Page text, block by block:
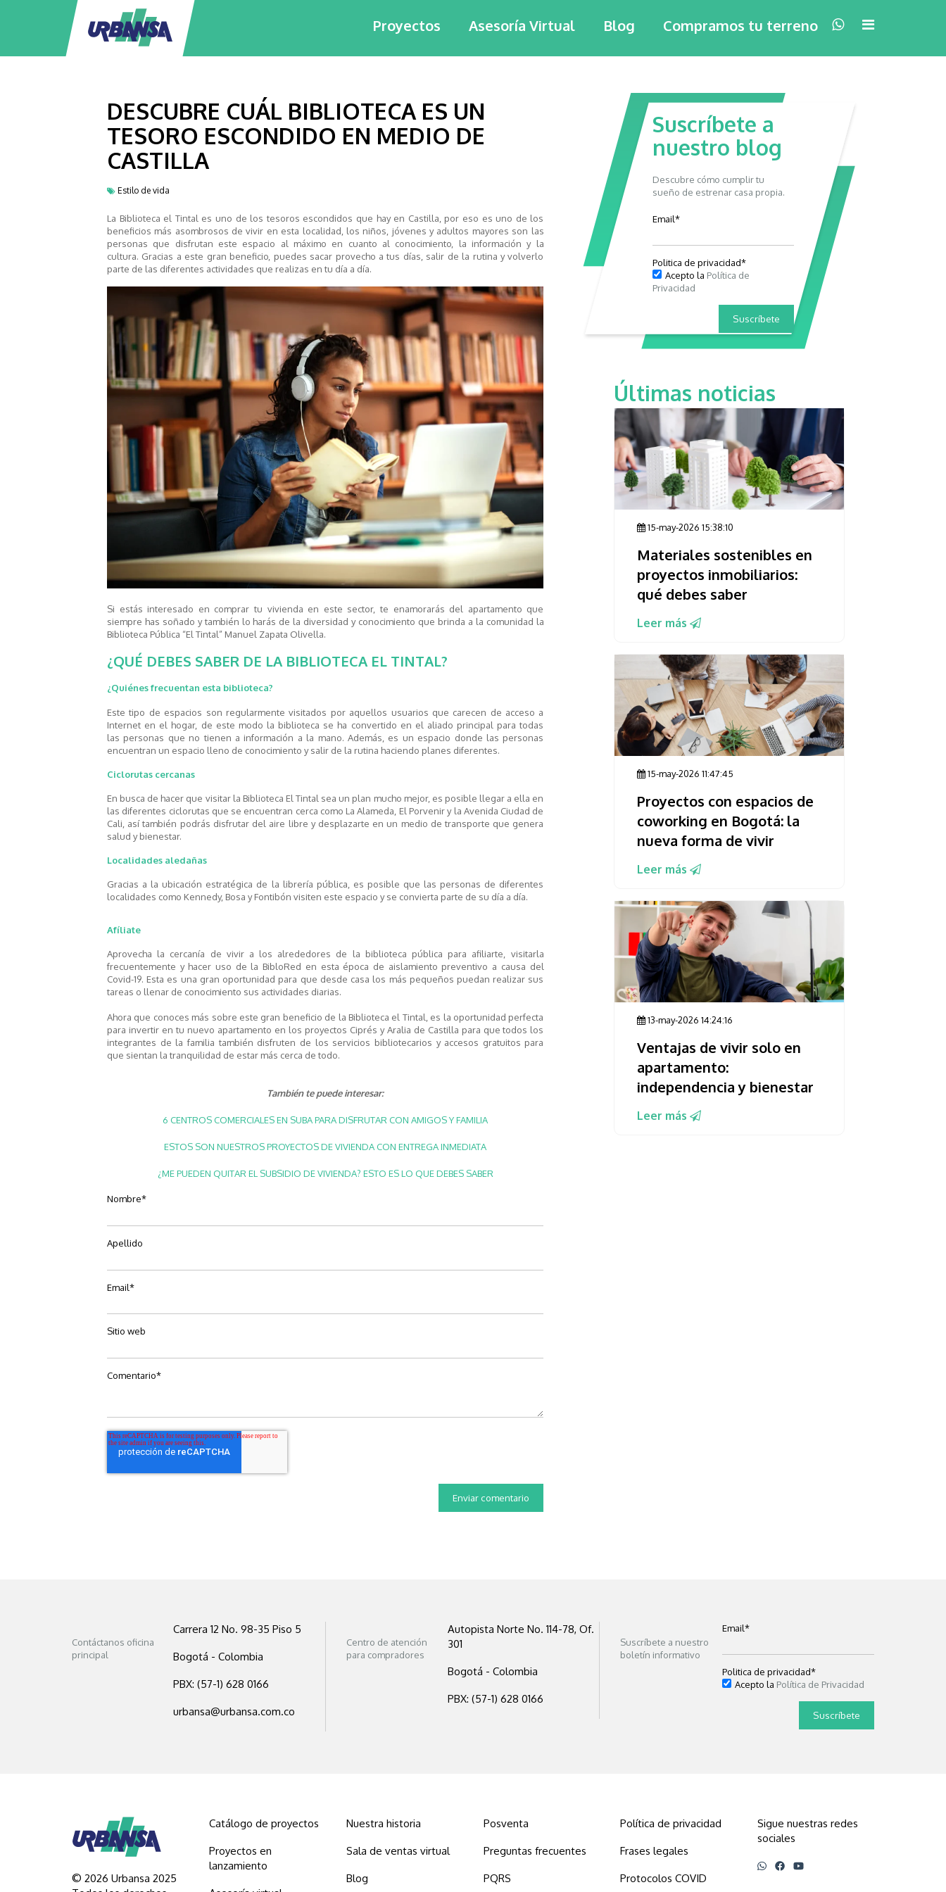
Proyectos Asesoría Virtual Blog Compramos tu terreno
DESCUBRE CUÁL BIBLIOTECA ES UN
TESORO ESCONDIDO EN MEDIO DE
CASTILLA
Estilo de vida
La Biblioteca el Tintal es uno de los tesoros escondidos que hay en Castilla, por eso es uno de los
beneficios más asombrosos de vivir en esta localidad, los niños, jóvenes y adultos mayores son las
personas que
disfrutan este espacio al máximo en cuanto al conocimiento, la información y la
cultura. Gracias a este gran beneficio, puedes sacar provecho a tus días, salir de la rutina y volverlo
parte de las diferentes actividades que realizas en tu día a día.
Si estás interesado en comprar tu vivienda en este sector, te enamorarás del apartamento que
siempre has soñado y también lo harás de la diversidad y conocimiento que brinda a la comunidad la
Biblioteca Pública “El Tintal” Manuel Zapata Olivella.
¿QUÉ DEBES SABER DE LA BIBLIOTECA EL TINTAL?
¿Quiénes frecuentan esta biblioteca?
Este tipo de espacios son regularmente visitados por aquellos usuarios que carecen de acceso a
Internet en el hogar, de este modo la biblioteca se ha convertido en el aliado principal para todas
las personas que no tienen a información a la mano. Además, es un espacio donde las personas
encuentran un espacio lleno de conocimiento y salir de la rutina haciendo planes diferentes.
Ciclorutas cercanas
En busca de hacer que visitar la Biblioteca El Tintal sea un plan mucho mejor, es posible llegar a ella en
las diferentes ciclorutas que se encuentran cerca como La Alameda, El Porvenir y la Avenida Ciudad de
Cali, así también podrás disfrutar del aire libre y desplazarte en un medio de transporte que genera
salud y bienestar.
Localidades aledañas
Gracias a la ubicación estratégica de la librería pública, es posible que las personas de diferentes
localidades como Kennedy, Bosa y Fontibón visiten este espacio y se convierta parte de su día a día.
Afíliate
Aprovecha la cercanía de vivir a los alrededores de la biblioteca pública para afiliarte, visitarla
frecuentemente y hacer uso de la BibloRed en esta época de aislamiento preventivo a causa del
Covid-19. Esta es una gran oportunidad para que desde casa los más pequeños puedan realizar sus
tareas o llenar de conocimiento sus actividades diarias.
Ahora que conoces más sobre este gran beneficio de la Biblioteca el Tintal, es la oportunidad perfecta
para invertir en tu nuevo apartamento en los proyectos Ciprés y Aralia de Castilla para que todos los
integrantes de la familia también disfruten de los servicios bibliotecarios y accesos gratuitos para
que sientan la tranquilidad de estar más cerca de todo.
También te puede interesar:
6 CENTROS COMERCIALES EN SUBA PARA DISFRUTAR CON AMIGOS Y FAMILIA
ESTOS SON NUESTROS PROYECTOS DE VIVIENDA CON ENTREGA INMEDIATA
¿ME PUEDEN QUITAR EL SUBSIDIO DE VIVIENDA? ESTO ES LO QUE DEBES SABER
Nombre*
Apellido
Email*
Sitio web
Comentario*
Suscríbete a
nuestro blog
Descubre cómo cumplir tu
sueño de estrenar casa propia.
Email*
Politica de privacidad*
Acepto la Política de
Privacidad
Últimas noticias
15-may-2026 15:38:10
Materiales sostenibles en
proyectos inmobiliarios:
qué debes saber
Leer más
15-may-2026 11:47:45
Proyectos con espacios de
coworking en Bogotá: la
nueva forma de vivir
Leer más
13-may-2026 14:24:16
Ventajas de vivir solo en
apartamento:
independencia y bienestar
Leer más
Contáctanos oficina
principal
Carrera 12 No. 98-35 Piso 5
Bogotá - Colombia
PBX: (57-1) 628 0166
urbansa@urbansa.com.co
Centro de atención
para compradores
Autopista Norte No. 114-78, Of.
301
Bogotá - Colombia
PBX: (57-1) 628 0166
Suscríbete a nuestro
boletín informativo
Email*
Politica de privacidad*
Acepto la Política de Privacidad
© 2026 Urbansa 2025
Catálogo de proyectos
Proyectos en
lanzamiento
Nuestra historia
Sala de ventas virtual
Blog
Posventa
Preguntas frecuentes
PQRS
Política de privacidad
Frases legales
Protocolos COVID
Sigue nuestras redes
sociales